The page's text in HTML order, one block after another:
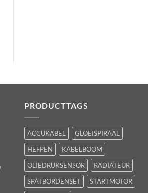
PRODUCTTAGS
ACCUKABEL
GLOEISPIRAAL
HEFPEN
KABELBOOM
OLIEDRUKSENSOR
RADIATEUR
SPATBORDENSET
STARTMOTOR